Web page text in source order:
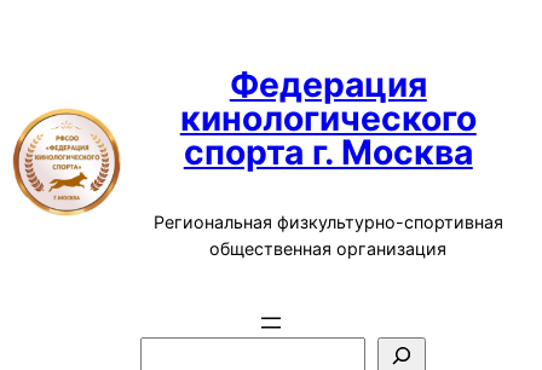
Федерация
кинологического
спорта г. Москва
Региональная физкультурно-спортивная
общественная организация